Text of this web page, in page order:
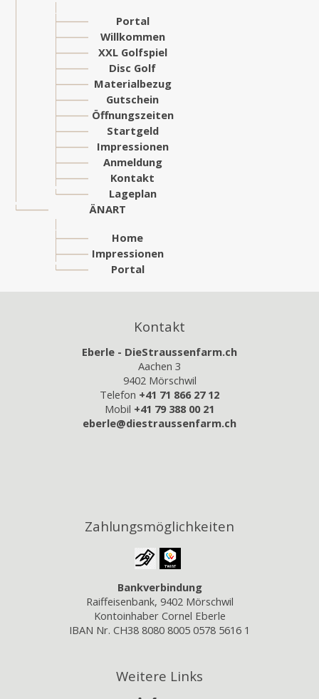
Portal
Willkommen
XXL Golfspiel
Disc Golf
Materialbezug
Gutschein
Öffnungszeiten
Startgeld
Impressionen
Anmeldung
Kontakt
Lageplan
ÄNART
Home
Impressionen
Portal
Kontakt
Eberle - DieStraussenfarm.ch
Aachen 3
9402 Mörschwil
Telefon +41 71 866 27 12
Mobil +41 79 388 00 21
eberle@diestraussenfarm.ch
Zahlungsmöglichkeiten
Bankverbindung
Raiffeisenbank, 9402 Mörschwil
Kontoinhaber Cornel Eberle
IBAN Nr. CH38 8080 8005 0578 5616 1
Weitere Links